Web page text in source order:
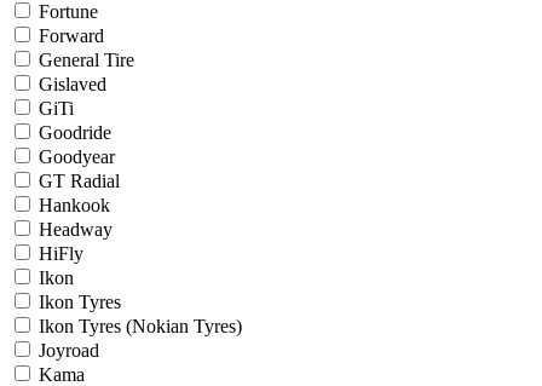
Fortune
Forward
General Tire
Gislaved
GiTi
Goodride
Goodyear
GT Radial
Hankook
Headway
HiFly
Ikon
Ikon Tyres
Ikon Tyres (Nokian Tyres)
Joyroad
Kama